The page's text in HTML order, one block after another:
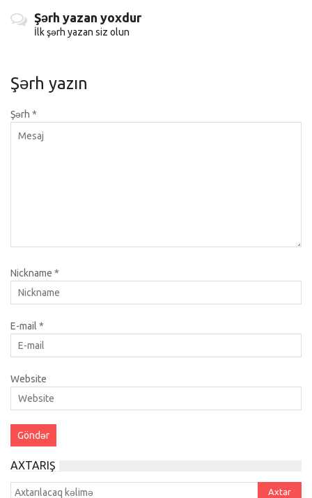
Şərh yazan yoxdur
İlk şərh yazan siz olun
Şərh yazın
Şərh *
Nickname *
E-mail *
Website
AXTARIŞ